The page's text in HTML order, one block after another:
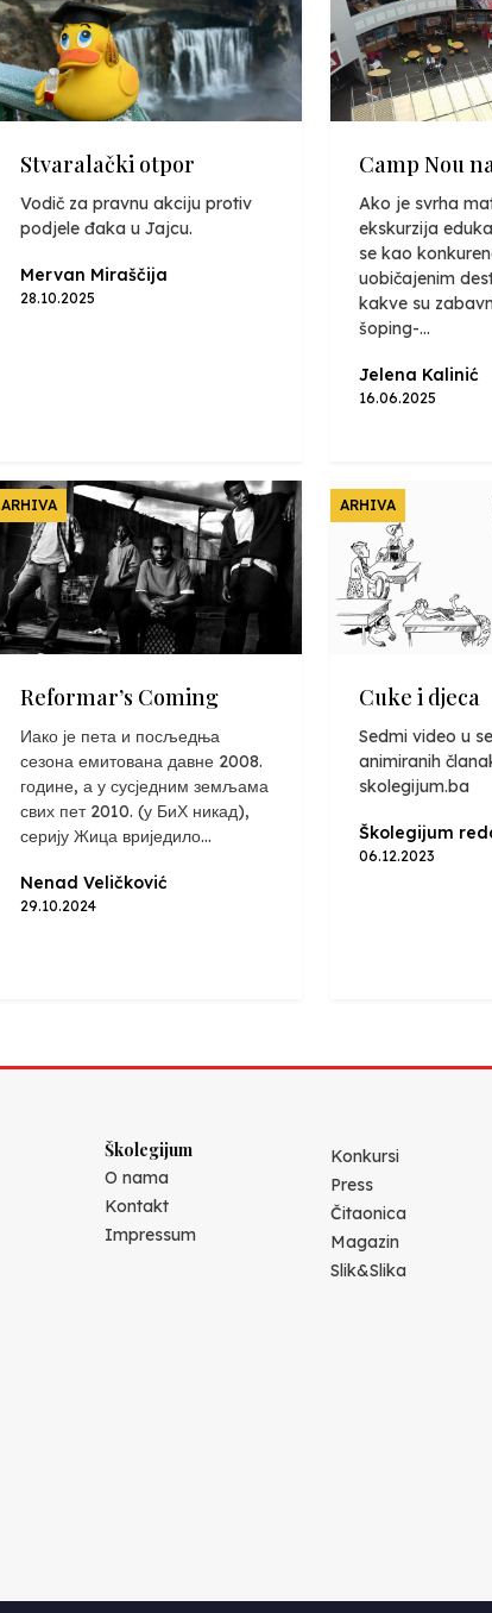
Stvaralački otpor
Vodič za pravnu akciju protiv
podjele đaka u Jajcu.
Mervan Miraščija
28.10.2025
Camp Nou
Ako je svrha
ekskurzija
se kao
uobičajenim
kakve su
šoping-...
Jelena Kalinić
16.06.2025
ARHIVA
Reformar’s Coming
Иако је пета и посљедња
сезона емитована давне 2008.
године, а у сусједним земљама
свих пет 2010. (у БиХ никад),
серију Жица вриједило...
Nenad Veličković
29.10.2024
ARHIVA
Cuke i djeca
Sedmi video u
animiranih
skolegijum.ba
Školegijum
06.12.2023
Školegijum
O nama
Kontakt
Impressum
Konkursi
Press
Čitaonica
Magazin
Slik&Slika